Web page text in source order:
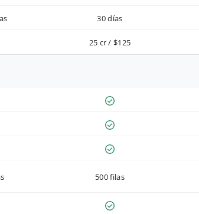
30 días
25 cr / $125
500 filas